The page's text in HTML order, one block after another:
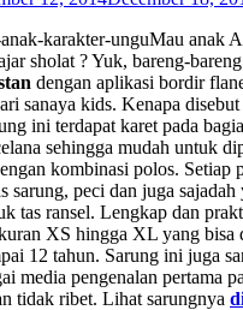
Mau anak
sholat ? Yuk, bareng-
dengan aplikasi bordir
sanaya kids. Kenapa
ini terdapat karet pada
sehingga mudah untuk
kombinasi polos. Setiap
sarung, peci dan juga
tas ransel. Lengkap dan
XS hingga XL yang bisa
12 tahun. Sarung ini juga
media pengenalan pertama
tidak ribet. Lihat sarungnya